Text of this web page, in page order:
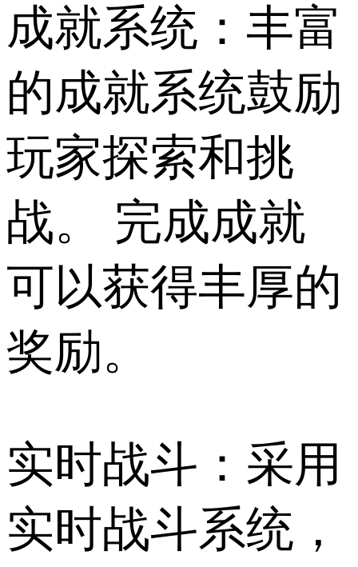
成就系统：丰富
的成就系统鼓励
玩家探索和挑
战。 完成成就
可以获得丰厚的
奖励。
实时战斗：采用
实时战斗系统，